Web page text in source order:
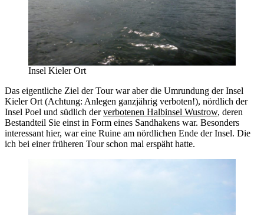
Insel Kieler Ort
Das eigentliche Ziel der Tour war aber die Umrundung der Insel
Kieler Ort (Achtung: Anlegen ganzjährig verboten!), nördlich der
Insel Poel und südlich derverbotenen Halbinsel Wustrow, deren
Bestandteil Sie einst in Form eines Sandhakens war. Besonders
interessant hier, war eine Ruine am nördlichen Ende der Insel. Die
ich bei einer früheren Tour schon mal erspäht hatte.